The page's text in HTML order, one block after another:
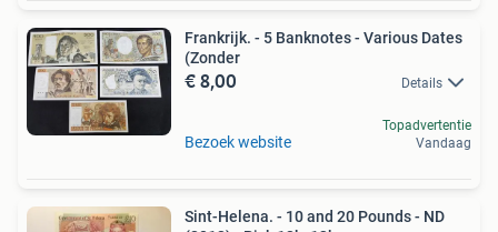
Frankrijk. - 5 Banknotes - Various Dates
(Zonder
€ 8,00 Details
Bezoek website
Topadvertentie
Vandaag
Sint-Helena. - 10 and 20 Pounds - ND